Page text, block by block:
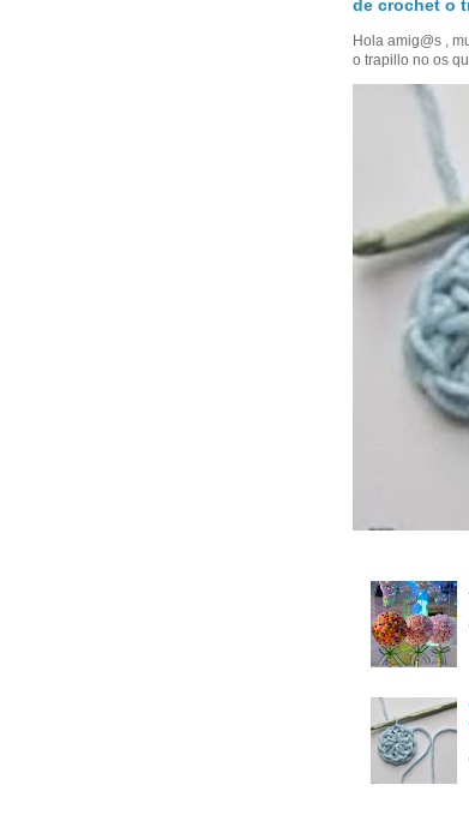
de crochet o
Hola amig@s ,
o trapillo no os